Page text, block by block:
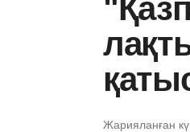
Жарияланған